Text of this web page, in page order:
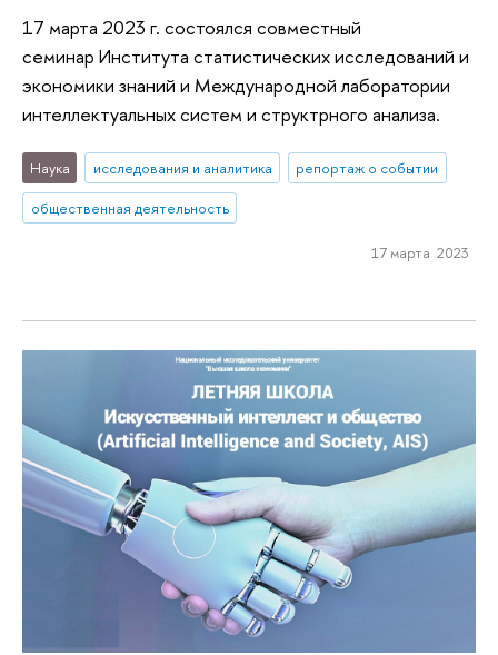
17 марта 2023 г. состоялся совместный
семинар Института статистических исследований и
экономики знаний и Международной лаборатории
интеллектуальных систем и структрного анализа.
Наука исследования и аналитика
репортаж о событии
общественная деятельность
17 марта 2023